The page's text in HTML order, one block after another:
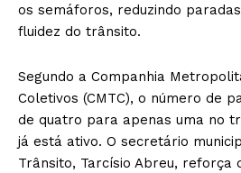
os semáforos, reduzindo
fluidez do trânsito.
Segundo a Companhia
Coletivos (CMTC), o número de
de quatro para apenas uma no
já está ativo. O secretário
Trânsito, Tarcísio Abreu, reforça